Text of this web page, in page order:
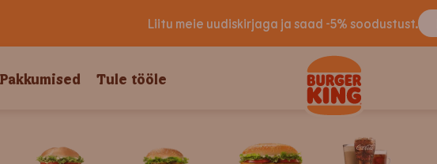
Liitu meie uudiskirjaga ja saad -5% soodustust.
Pakkumised Tule tööle